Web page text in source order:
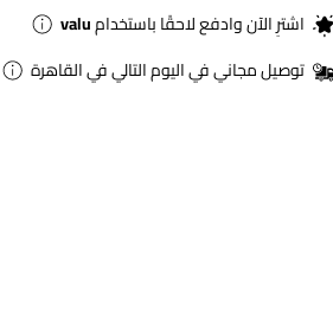
اشترِ الآن وادفع لاحقًا باستخدامvalu
توصيل مجاني في اليوم التالي في القاهرة